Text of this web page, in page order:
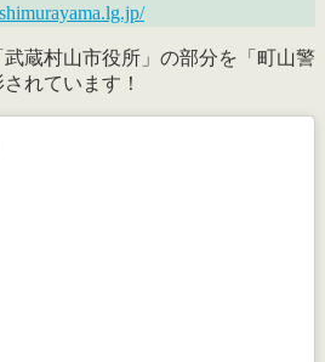
蔵村山市役所」の部分を「町山警
れています！